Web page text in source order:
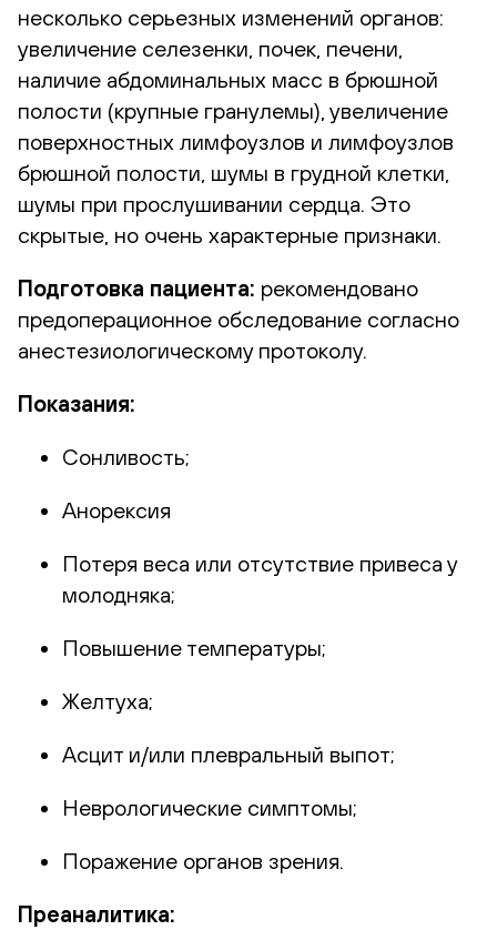
несколько серьезных изменений органов:
увеличение селезенки, почек, печени,
наличие абдоминальных масс в брюшной
полости (крупные гранулемы), увеличение
поверхностных лимфоузлов и лимфоузлов
брюшной полости, шумы в грудной клетки,
шумы при прослушивании сердца. Это
скрытые, но очень характерные признаки.
Подготовка пациента: рекомендовано
предоперационное обследование согласно
анестезиологическому протоколу.
Показания:
Сонливость;
Анорексия
Потеря веса или отсутствие привеса у
молодняка;
Повышение температуры;
Желтуха;
Асцит и/или плевральный выпот;
Неврологические симптомы;
Поражение органов зрения.
Преаналитика: